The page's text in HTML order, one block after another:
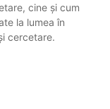
cine și cum
la lumea în
cercetare.